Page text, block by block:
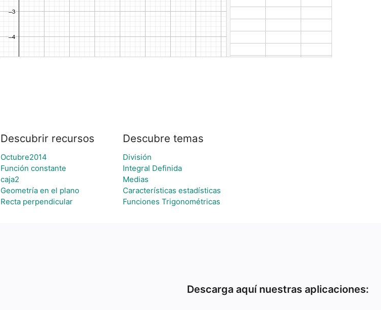
Descubrir recursos
Octubre2014
Función constante
caja2
Geometría en el plano
Recta perpendicular
Descubre temas
División
Integral Definida
Medias
Características estadísticas
Funciones Trigonométricas
Descarga aquí nuestras aplicaciones: